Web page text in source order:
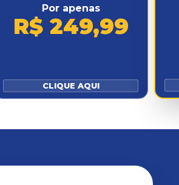
Por apenas
R$ 249,99
CLIQUE AQUI